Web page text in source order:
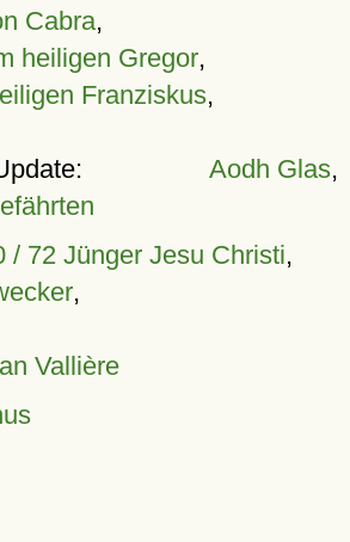
Cabra,
heiligen Gregor,
Franziskus,
Aodh Glas,
/ 72 Jünger Jesu Christi,
,
Vallière